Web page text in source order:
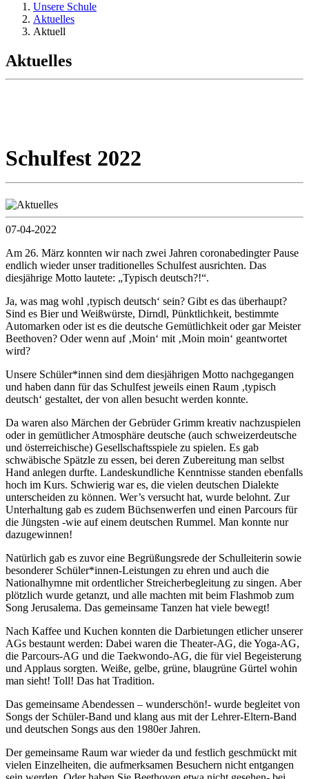
Unsere Schule
Aktuelles
Aktuell
Aktuelles
Schulfest 2022
07-04-2022
Am 26. März konnten wir nach zwei Jahren coronabedingter Pause
endlich wieder unser traditionelles Schulfest ausrichten. Das
diesjährige Motto lautete: „Typisch deutsch?!“.
Ja, was mag wohl ‚typisch deutsch‘ sein? Gibt es das überhaupt?
Sind es Bier und Weißwürste, Dirndl, Pünktlichkeit, bestimmte
Automarken oder ist es die deutsche Gemütlichkeit oder gar Meister
Beethoven? Oder wenn auf ‚Moin‘ mit ‚Moin moin‘ geantwortet
wird?
Unsere Schüler*innen sind dem diesjährigen Motto nachgegangen
und haben dann für das Schulfest jeweils einen Raum ‚typisch
deutsch‘ gestaltet, der von allen besucht werden konnte.
Da waren also Märchen der Gebrüder Grimm kreativ nachzuspielen
oder in gemütlicher Atmosphäre deutsche (auch schweizerdeutsche
und österreichische) Gesellschaftsspiele zu spielen. Es gab
schwäbische Spätzle zu essen, bei deren Zubereitung man selbst
Hand anlegen durfte. Landeskundliche Kenntnisse standen ebenfalls
hoch im Kurs. Schwierig war es, die vielen deutschen Dialekte
unterscheiden zu können. Wer’s versucht hat, wurde belohnt. Zur
Unterhaltung gab es zudem Büchsenwerfen und einen Parcours für
die Jüngsten -wie auf einem deutschen Rummel. Man konnte nur
dazugewinnen!
Natürlich gab es zuvor eine Begrüßungsrede der Schulleiterin sowie
besonderer Schüler*innen-Leistungen zu ehren und auch die
Nationalhymne mit ordentlicher Streicherbegleitung zu singen. Aber
plötzlich wurde getanzt, und alle machten mit beim Flashmob zum
Song Jerusalema. Das gemeinsame Tanzen hat viele bewegt!
Nach Kaffee und Kuchen konnten die Darbietungen etlicher unserer
AGs bestaunt werden: Dabei waren die Theater-AG, die Yoga-AG,
die Parcours-AG und die Taekwondo-AG, die für viel Begeisterung
und Applaus sorgten. Weiße, gelbe, grüne, blaugrüne Gürtel wohin
man sieht! Toll! Das hat Tradition.
Das gemeinsame Abendessen – wunderschön!- wurde begleitet von
Songs der Schüler-Band und klang aus mit der Lehrer-Eltern-Band
und deutschen Songs aus den 1980er Jahren.
Der gemeinsame Raum war wieder da und festlich geschmückt mit
vielen Einzelheiten, die aufmerksamen Besuchern nicht entgangen